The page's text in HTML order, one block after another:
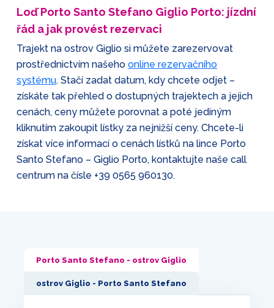
Loď Porto Santo Stefano Giglio Porto: jízdní
řád a jak provést rezervaci
Trajekt na ostrov Giglio si můžete zarezervovat
prostřednictvím našeho online rezervačního
systému. Stačí zadat datum, kdy chcete odjet –
získáte tak přehled o dostupných trajektech a jejich
cenách, ceny můžete porovnat a poté jediným
kliknutím zakoupit lístky za nejnižší ceny. Chcete-li
získat více informací o cenách lístků na lince Porto
Santo Stefano – Giglio Porto, kontaktujte naše call
centrum na čísle +39 0565 960130.
Porto Santo Stefano - ostrov Giglio
ostrov Giglio - Porto Santo Stefano